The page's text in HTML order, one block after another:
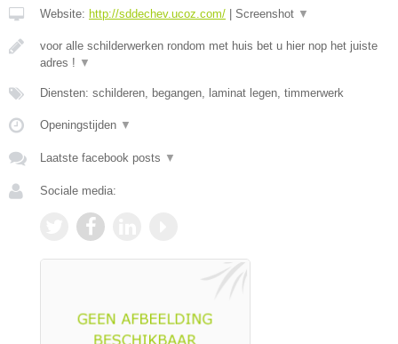
Website: http://sddechev.ucoz.com/ Screenshot ▼
voor alle schilderwerken rondom met huis bet u hier nop het juiste
adres ! ▼
Diensten: schilderen, begangen, laminat legen, timmerwerk
Openingstijden ▼
Laatste facebook posts ▼
Sociale media: